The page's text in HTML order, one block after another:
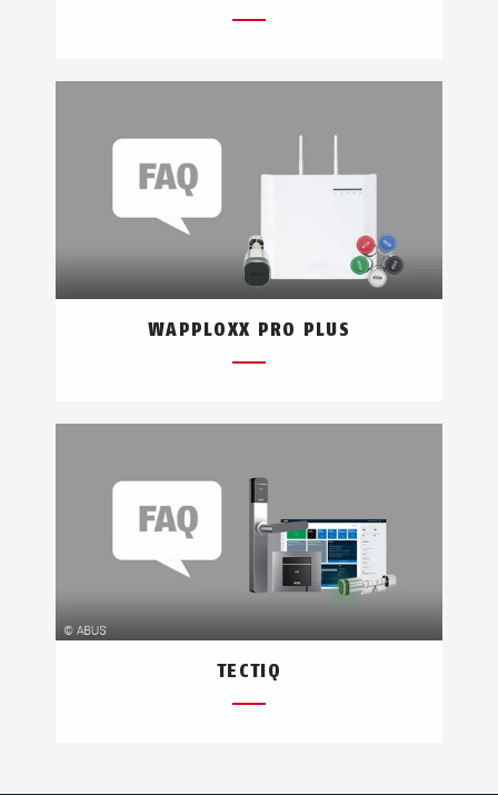
WAPPLOXX PRO PLUS
TECTIQ